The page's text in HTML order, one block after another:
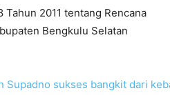
Tahun 2011 tentang Rencana
Bengkulu Selatan